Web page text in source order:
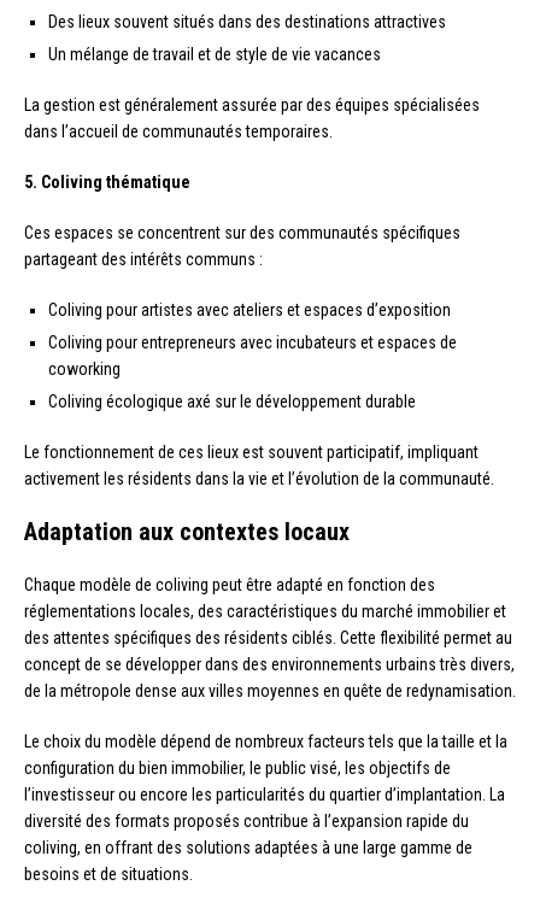
Des lieux souvent situés dans des destinations attractives
Un mélange de travail et de style de vie vacances
La gestion est généralement assurée par des équipes spécialisées
dans l’accueil de communautés temporaires.
5. Coliving thématique
Ces espaces se concentrent sur des communautés spécifiques
partageant des intérêts communs :
Coliving pour artistes avec ateliers et espaces d’exposition
Coliving pour entrepreneurs avec incubateurs et espaces de
coworking
Coliving écologique axé sur le développement durable
Le fonctionnement de ces lieux est souvent participatif, impliquant
activement les résidents dans la vie et l’évolution de la communauté.
Adaptation aux contextes locaux
Chaque modèle de coliving peut être adapté en fonction des
réglementations locales, des caractéristiques du marché immobilier et
des attentes spécifiques des résidents ciblés. Cette flexibilité permet au
concept de se développer dans des environnements urbains très divers,
de la métropole dense aux villes moyennes en quête de redynamisation.
Le choix du modèle dépend de nombreux facteurs tels que la taille et la
configuration du bien immobilier, le public visé, les objectifs de
l’investisseur ou encore les particularités du quartier d’implantation. La
diversité des formats proposés contribue à l’expansion rapide du
coliving, en offrant des solutions adaptées à une large gamme de
besoins et de situations.